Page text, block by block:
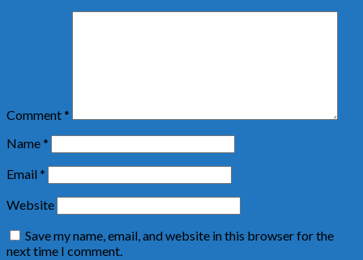
Comment*
Name*
Email*
Website
Save my name, email, and website in this browser for the
next time I comment.